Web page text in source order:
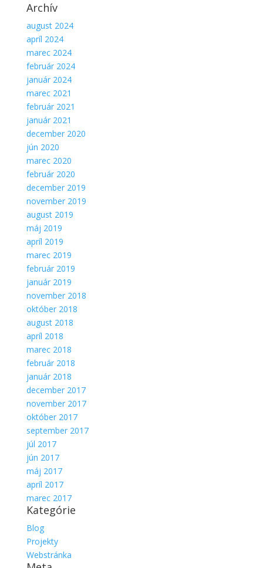
Archív
august 2024
apríl 2024
marec 2024
február 2024
január 2024
marec 2021
február 2021
január 2021
december 2020
jún 2020
marec 2020
február 2020
december 2019
november 2019
august 2019
máj 2019
apríl 2019
marec 2019
február 2019
január 2019
november 2018
október 2018
august 2018
apríl 2018
marec 2018
február 2018
január 2018
december 2017
november 2017
október 2017
september 2017
júl 2017
jún 2017
máj 2017
apríl 2017
marec 2017
Kategórie
Blog
Projekty
Webstránka